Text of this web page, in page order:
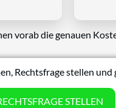
vorab die genauen
Rechtsfrage stellen und
STELLEN